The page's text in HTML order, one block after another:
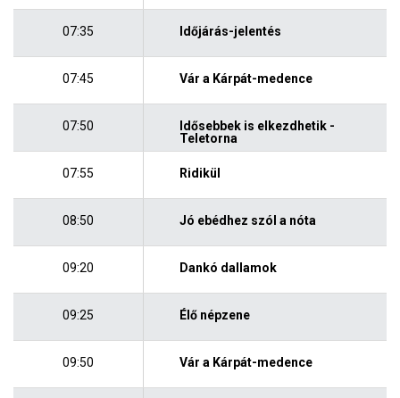
07:35 Időjárás-jelentés
07:45 Vár a Kárpát-medence
07:50
Idősebbek is elkezdhetik -
Teletorna
07:55 Ridikül
08:50 Jó ebédhez szól a nóta
09:20 Dankó dallamok
09:25 Élő népzene
09:50 Vár a Kárpát-medence